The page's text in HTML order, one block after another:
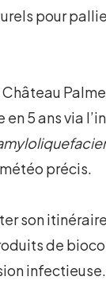
pour
5 ans via
précis.
son
de
infectieuse.